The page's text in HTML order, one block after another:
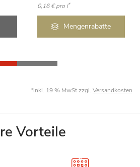
0,16 €pro l*
Mengenrabatte
*inkl. 19 % MwSt zzgl. Versandkosten
Vorteile